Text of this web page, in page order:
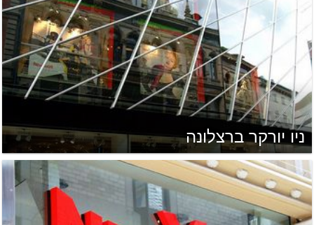
ניו יורקר ברצלונה